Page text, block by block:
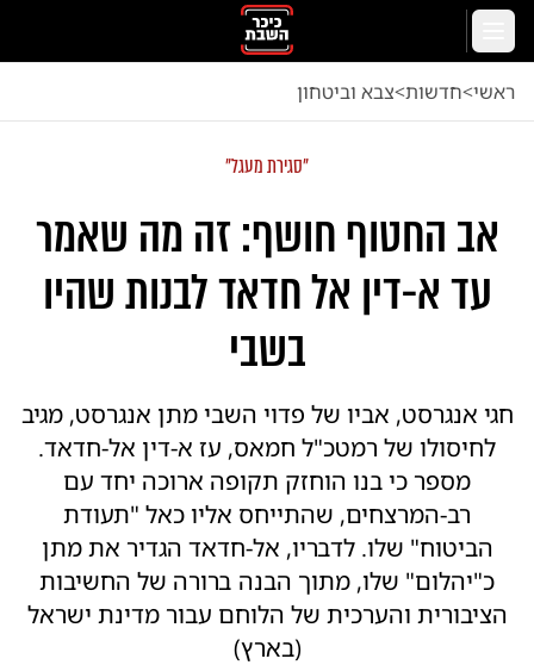
דלג לתוכן הראשי
ראשי<חדשות<צבא וביטחון
"סגירת מעגל"
אב החטוף חושף: זה מה שאמר
עד א-דין אל חדאד לבנות שהיו
בשבי
חגי אנגרסט, אביו של פדוי השבי מתן אנגרסט, מגיב
לחיסולו של רמטכ"ל חמאס, עז א-דין אל-חדאד.
מספר כי בנו הוחזק תקופה ארוכה יחד עם
רב-המרצחים, שהתייחס אליו כאל "תעודת
הביטוח" שלו. לדבריו, אל-חדאד הגדיר את מתן
כ"יהלום" שלו, מתוך הבנה ברורה של החשיבות
הציבורית והערכית של הלוחם עבור מדינת ישראל
(בארץ)